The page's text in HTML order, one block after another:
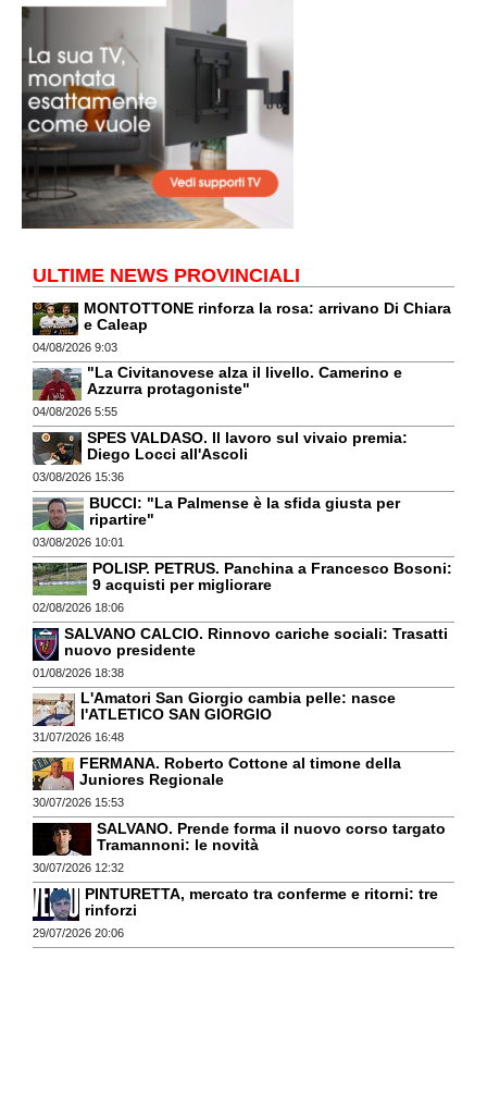
ULTIME NEWS PROVINCIALI
MONTOTTONE rinforza la rosa: arrivano Di Chiara
e Caleap
04/08/2026 9:03
"La Civitanovese alza il livello. Camerino e
Azzurra protagoniste"
04/08/2026 5:55
SPES VALDASO. Il lavoro sul vivaio premia:
Diego Locci all'Ascoli
03/08/2026 15:36
BUCCI: "La Palmense è la sfida giusta per
ripartire"
03/08/2026 10:01
POLISP. PETRUS. Panchina a Francesco Bosoni:
9 acquisti per migliorare
02/08/2026 18:06
SALVANO CALCIO. Rinnovo cariche sociali: Trasatti
nuovo presidente
01/08/2026 18:38
L'Amatori San Giorgio cambia pelle: nasce
l'ATLETICO SAN GIORGIO
31/07/2026 16:48
FERMANA. Roberto Cottone al timone della
Juniores Regionale
30/07/2026 15:53
SALVANO. Prende forma il nuovo corso targato
Tramannoni: le novità
30/07/2026 12:32
PINTURETTA, mercato tra conferme e ritorni: tre
rinforzi
29/07/2026 20:06